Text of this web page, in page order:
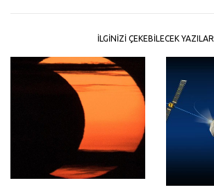
İLGINIZI ÇEKEBILECEK YAZILAR